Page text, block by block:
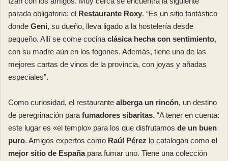
parada obligatoria: el Restaurante Roxy. “Es un sitio fantástico
donde Geni, su dueño, lleva ligado a la hostelería desde
pequeño. Allí se come cocina clásica hecha con sentimiento,
con su madre aún en los fogones. Además, tiene una de las
mejores cartas de vinos de la provincia, con joyas y añadas
especiales”.
Como curiosidad, el restaurante alberga un rincón, un destino
de peregrinación para fumadores sibaritas. “A tener en cuenta:
este lugar es «el templo» para los que disfrutamos de un buen
puro. Amigos expertos como Raúl Pérez lo catalogan como el
mejor sitio de Españapara fumar uno. Tiene una colección